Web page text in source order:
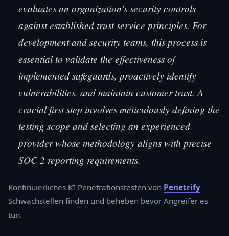
evaluates an organization's security controls
against established trust service principles. For
development and security teams, this process is
essential to validate the effectiveness of
implemented safeguards, proactively identify
vulnerabilities, and maintain customer trust. A
crucial first step involves meticulously defining the
testing scope and selecting an experienced
provider whose methodology aligns with precise
SOC 2 reporting requirements.
Kontinuierliches KI-Penetrationstesten von Penetrify -
Schwachstellen finden und beheben bevor Angreifer es
tun.